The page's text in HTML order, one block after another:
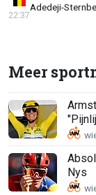
Adedeji-
22:37
Meer
Nys